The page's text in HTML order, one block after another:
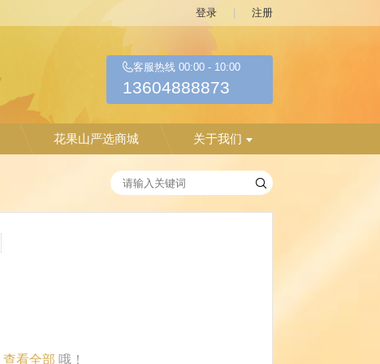
登录 注册
客服热线 00:00 - 10:00
13604888873
花果山严选商城 关于我们
查看全部 哦！